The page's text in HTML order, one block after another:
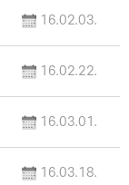
16.02.03.
16.02.22.
16.03.01.
16.03.18.